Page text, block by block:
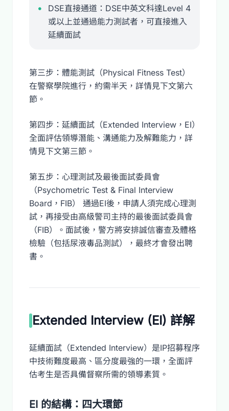
DSE直接通道：DSE中英文科達Level 4
或以上並通過能力測試者，可直接進入
延續面試
第三步：體能測試（Physical Fitness Test）
在警察學院進行，約需半天，詳情見下文第六
節。
第四步：延續面試（Extended Interview，EI）
全面評估領導潛能、溝通能力及解難能力，詳
情見下文第三節。
第五步：心理測試及最後面試委員會
（Psychometric Test & Final Interview
Board，FIB） 通過EI後，申請人須完成心理測
試，再接受由高級警司主持的最後面試委員會
（FIB）。面試後，警方將安排誠信審查及體格
檢驗（包括尿液毒品測試），最終才會發出聘
書。
Extended Interview (EI) 詳解
延續面試（Extended Interview）是IP招募程序
中技術難度最高、區分度最強的一環，全面評
估考生是否具備督察所需的領導素質。
EI 的結構：四大環節